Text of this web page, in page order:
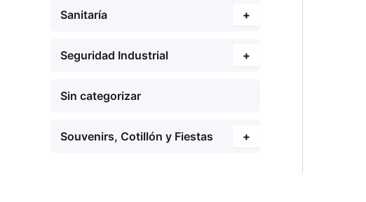
Sanitaría +
Seguridad Industrial +
Sin categorizar
Souvenirs, Cotillón y Fiestas +